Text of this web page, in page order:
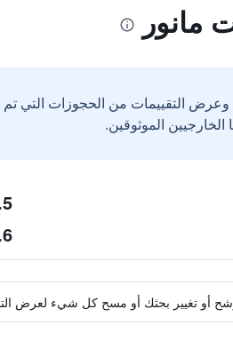
مانور
وعرض التقييمات من الحجوزات التي
أو تغيير بحثك أو مسح كل شيء لعرض